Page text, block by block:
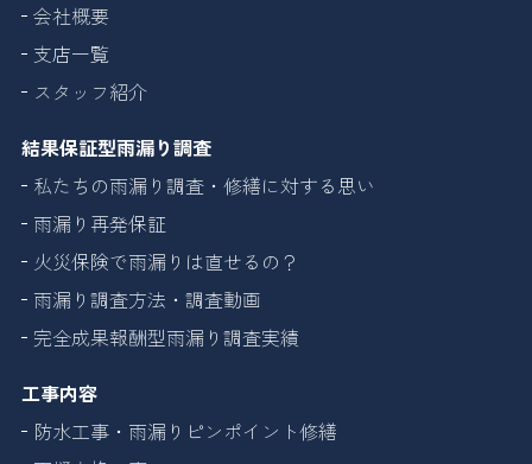
会社概要
支店一覧
スタッフ紹介
結果保証型雨漏り調査
私たちの雨漏り調査・修繕に対する思い
雨漏り再発保証
火災保険で雨漏りは直せるの？
雨漏り調査方法・調査動画
完全成果報酬型雨漏り調査実績
工事内容
防水工事・雨漏りピンポイント修繕